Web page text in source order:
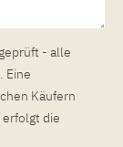
- alle
Eine
Käufern
die